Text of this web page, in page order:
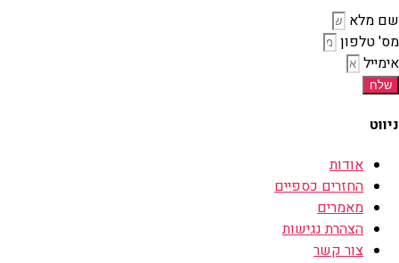
שם מלא
מס' טלפון
אימייל
שלח
ניווט
אודות
החזרים כספיים
מאמרים
הצהרת נגישות
צור קשר